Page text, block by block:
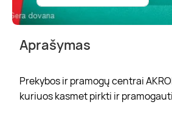
Aprašymas
Prekybos ir pramogų centrai
kuriuos kasmet pirkti ir